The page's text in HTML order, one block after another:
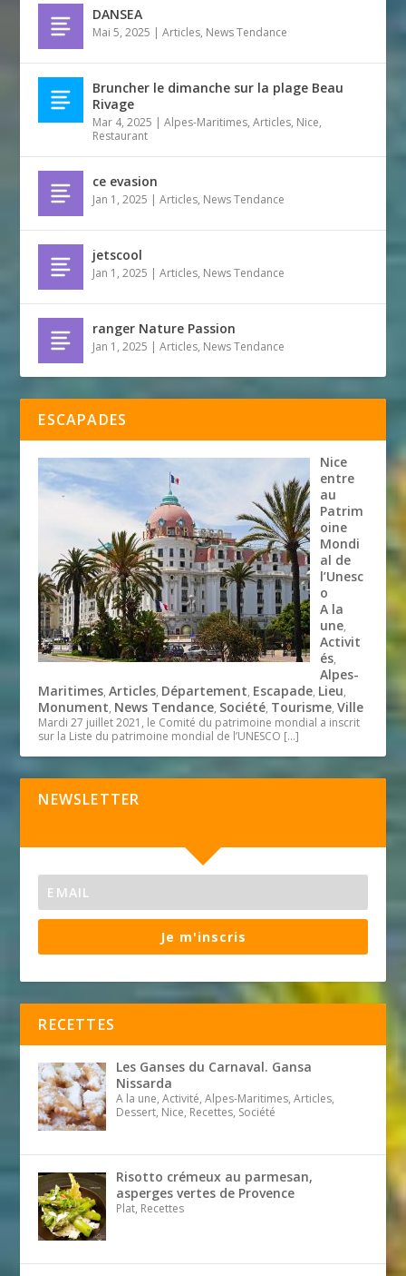
DANSEA
Mai 5, 2025 |Articles, News Tendance
Bruncher le dimanche sur la plage Beau
Rivage
Mar 4, 2025 |Alpes-Maritimes,Articles, Nice,
Restaurant
ce evasion
Jan 1, 2025 |Articles, News Tendance
jetscool
Jan 1, 2025 |Articles, News Tendance
ranger Nature Passion
Jan 1, 2025 |Articles, News Tendance
ESCAPADES
Nice
entre
au
Patrim
oine
Mondi
al de
l’Unesc
o
A la
une,
Activit
és,
Alpes-
Maritimes,Articles, Département, Escapade, Lieu,
Monument, News Tendance, Société, Tourisme,Ville
Mardi 27 juillet 2021, le Comité du patrimoine mondial a inscrit
sur la Liste du patrimoine mondial de l’UNESCO […]
NEWSLETTER
Je m'inscris
RECETTES
Les Ganses du Carnaval. Gansa
Nissarda
A la une, Activité, Alpes-Maritimes, Articles,
Dessert, Nice, Recettes, Société
Risotto crémeux au parmesan,
asperges vertes de Provence
Plat, Recettes